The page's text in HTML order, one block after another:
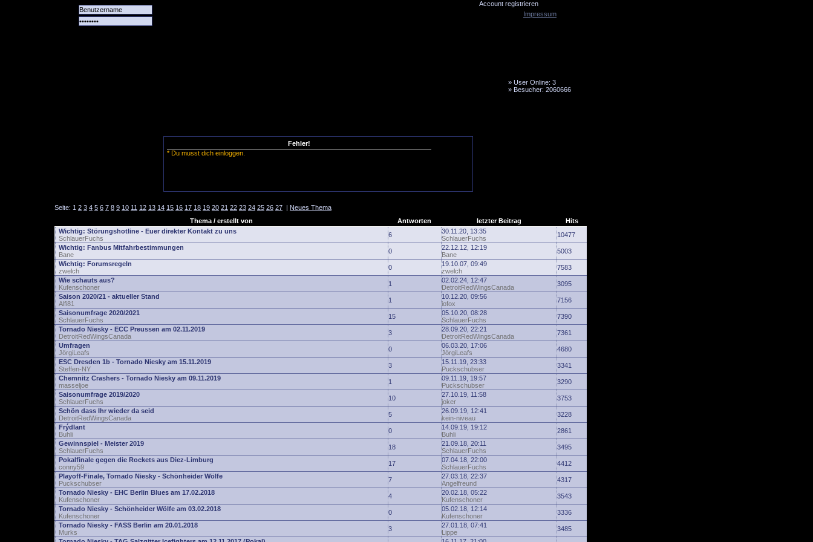
Account registrieren
» User Online: 3
» Besucher: 2060666
Fehler!
* Du musst dich einloggen.
Seite: 1 2 3 4 5 6 7 8 9 10 11 12 13 14 15 16 17 18 19 20 21 22 23 24 25 26 27 | Neues Thema
Thema / erstellt von
Antworten letzter Beitrag
Hits
Wichtig: Störungshotline - Euer direkter Kontakt zu uns
SchlauerFuchs
6
30.11.20, 13:35
SchlauerFuchs
10477
Wichtig: Fanbus Mitfahrbestimmungen
Bane
0
22.12.12, 12:19
Bane
5003
Wichtig: Forumsregeln
zwelch
0
19.10.07, 09:49
zwelch
7583
Wie schauts aus?
Kufenschoner
1
02.02.24, 12:47
DetroitRedWingsCanada
3095
Saison 2020/21 - aktueller Stand
Alfi81
1
10.12.20, 09:56
iofox
7156
Saisonumfrage 2020/2021
SchlauerFuchs
15
05.10.20, 08:28
SchlauerFuchs
7390
Tornado Niesky - ECC Preussen am 02.11.2019
DetroitRedWingsCanada
3
28.09.20, 22:21
DetroitRedWingsCanada
7361
Umfragen
JörgiLeafs
0
06.03.20, 17:06
JörgiLeafs
4680
ESC Dresden 1b - Tornado Niesky am 15.11.2019
Steffen-NY
3
15.11.19, 23:33
Puckschubser
3341
Chemnitz Crashers - Tornado Niesky am 09.11.2019
masseljoe
1
09.11.19, 19:57
Puckschubser
3290
Saisonumfrage 2019/2020
SchlauerFuchs
10
27.10.19, 11:58
joker
3753
Schön dass Ihr wieder da seid
DetroitRedWingsCanada
5
26.09.19, 12:41
kein-niveau
3228
Frýdlant
Buhli
0
14.09.19, 19:12
Buhli
2861
Gewinnspiel - Meister 2019
SchlauerFuchs
18
21.09.18, 20:11
SchlauerFuchs
3495
Pokalfinale gegen die Rockets aus Diez-Limburg
conny59
17
07.04.18, 22:00
SchlauerFuchs
4412
Playoff-Finale, Tornado Niesky - Schönheider Wölfe
Puckschubser
7
27.03.18, 22:37
Angelfreund
4317
Tornado Niesky - EHC Berlin Blues am 17.02.2018
Kufenschoner
4
20.02.18, 05:22
Kufenschoner
3543
Tornado Niesky - Schönheider Wölfe am 03.02.2018
Kufenschoner
0
05.02.18, 12:14
Kufenschoner
3336
Tornado Niesky - FASS Berlin am 20.01.2018
Murks
3
27.01.18, 07:41
Lippe
3485
Impressum